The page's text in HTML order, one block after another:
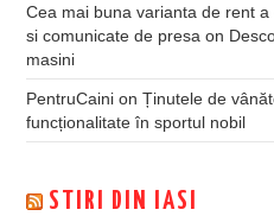
Cea mai buna varianta de rent
si comunicate de presa on
masini
PentruCaini onȚinutele de
funcționalitate în sportul nobil
STIRI DIN IASI